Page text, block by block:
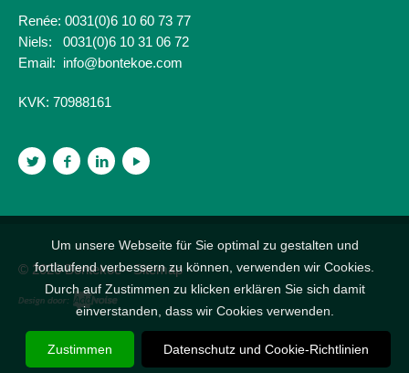
Um unsere Webseite für Sie optimal zu gestalten und
fortlaufend verbessern zu können, verwenden wir Cookies.
Durch auf Zustimmen zu klicken erklären Sie sich damit
einverstanden, dass wir Cookies verwenden.
Zustimmen Datenschutz und Cookie-Richtlinien
Renée: 0031(0)6 10 60 73 77
Niels: 0031(0)6 10 31 06 72
Email: info@bontekoe.com
KVK: 70988161
© 2026 Bontekoe -Sitemap